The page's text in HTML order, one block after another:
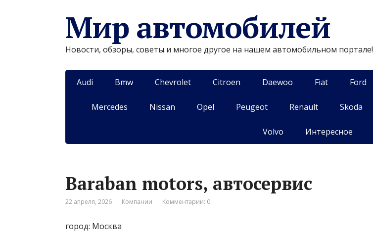
Мир автомобилей
Новости, обзоры, советы и многое другое на нашем автомобильном портале!
Audi Bmw Chevrolet Citroen Daewoo Fiat Ford
Mercedes Nissan Opel Peugeot Renault Skoda
Volvo Интересное
Baraban motors, автосервис
22 апреля, 2026 Компании Комментарии: 0
город: Москва